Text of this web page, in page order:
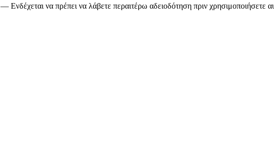
— Ενδέχεται να πρέπει να λάβετε περαιτέρω αδειοδότηση πριν χρησιμοποιήσετε